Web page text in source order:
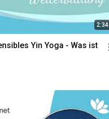
2:34
Yin Yoga - Was ist